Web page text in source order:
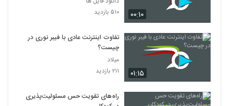
۰۰:۱۰
۵۱۰ بازدید
۰۱:۱۵
تفاوت اینترنت عادی با فیبر نوری در
چیست؟
میلاد
۲۱۱ بازدید
راه‌های تقویت حس مسئولیت‌پذیری